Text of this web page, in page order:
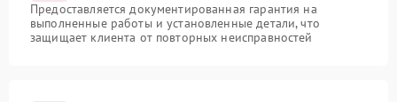
Предоставляется документированная гарантия на
выполненные работы и установленные детали, что
защищает клиента от повторных неисправностей